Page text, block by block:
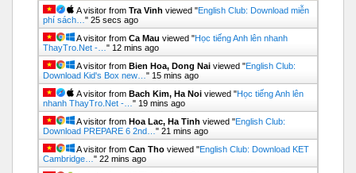
A visitor from Tra Vinh viewed "English Club: Download miễn
phí sách… " 25 secs ago
A visitor from Ca Mau viewed "Học tiếng Anh lên nhanh
ThayTro.Net -… " 12 mins ago
A visitor from Bien Hoa, Dong Nai viewed "English Club:
Download Kid's Box new… " 15 mins ago
A visitor from Bach Kim, Ha Noi viewed "Học tiếng Anh lên
nhanh ThayTro.Net -… " 19 mins ago
A visitor from Hoa Lac, Ha Tinh viewed "English Club:
Download PREPARE 6 2nd… " 21 mins ago
A visitor from Can Tho viewed "English Club: Download KET
Cambridge… " 22 mins ago